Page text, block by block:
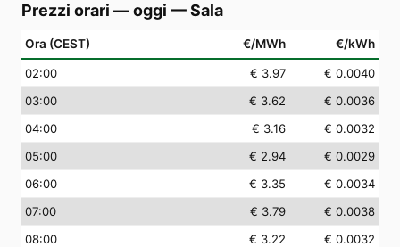
Prezzi orari — oggi —Sala
Ora (CEST) €/MWh €/kWh
02:00 € 3.97
€ 0.0040
03:00 € 3.62
€ 0.0036
04:00 € 3.16
€ 0.0032
05:00 € 2.94
€ 0.0029
06:00 € 3.35
€ 0.0034
07:00 € 3.79
€ 0.0038
08:00 € 3.22
€ 0.0032